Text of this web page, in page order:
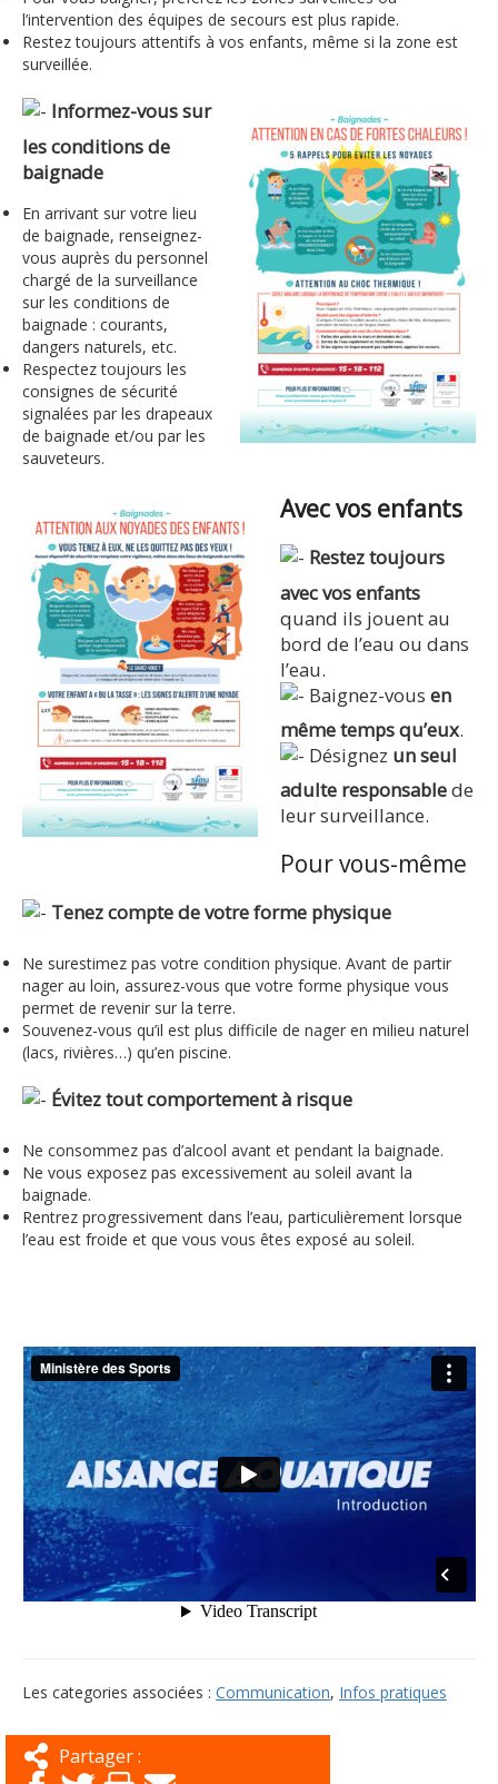
l’intervention des équipes de secours est plus rapide.
Restez toujours attentifs à vos enfants, même si la zone est
surveillée.
Informez-vous sur
les conditions de
baignade
En arrivant sur votre lieu
de baignade, renseignez-
vous auprès du personnel
chargé de la surveillance
sur les conditions de
baignade : courants,
dangers naturels, etc.
Respectez toujours les
consignes de sécurité
signalées par les drapeaux
de baignade et/ou par les
sauveteurs.
Avec vos enfants
Restez toujours
avec vos enfants
quand ils jouent au
bord de l’eau ou dans
l’eau.
Baignez-vous en
même temps qu’eux.
Désignez un seul
adulte responsablede
leur surveillance.
Pour vous-même
Tenez compte de votre forme physique
Ne surestimez pas votre condition physique. Avant de partir
nager au loin, assurez-vous que votre forme physique vous
permet de revenir sur la terre.
Souvenez-vous qu’il est plus difficile de nager en milieu naturel
(lacs, rivières…) qu’en piscine.
Évitez tout comportement à risque
Ne consommez pas d’alcool avant et pendant la baignade.
Ne vous exposez pas excessivement au soleil avant la
baignade.
Rentrez progressivement dans l’eau, particulièrement lorsque
l’eau est froide et que vous vous êtes exposé au soleil.
Les categories associées : Communication, Infos pratiques
Partager :